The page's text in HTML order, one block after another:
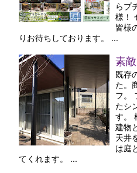
らプ
様！
皆様
りお待ちしております。 ...
素
既存
た。
フ。
たシ
す。
建物
天井
は庭
てくれます。 ...